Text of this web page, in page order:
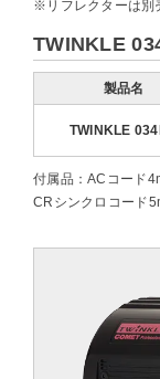
※リフレクターは別
TWINKLE
製品名
TWINKLE
付属品：ACコード
CRシンクロコード